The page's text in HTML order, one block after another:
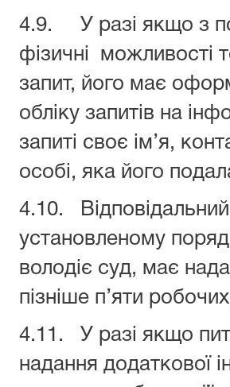
4.9. У разі якщо з
фізичні можливості
запит, його має
обліку запитів на
запиті своє ім’я,
особі, яка його
4.10. Відповідальний
установленому
володіє суд, має
пізніше п’яти
4.11. У разі якщо
надання додаткової